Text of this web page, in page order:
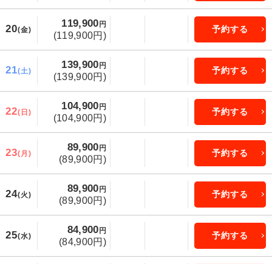
20(金)
119,900 円
(119,900円)
予約する
21(土)
139,900 円
(139,900円)
予約する
22(日)
104,900 円
(104,900円)
予約する
23(月)
89,900 円
(89,900円)
予約する
24(火)
89,900 円
(89,900円)
予約する
25(水)
84,900 円
(84,900円)
予約する